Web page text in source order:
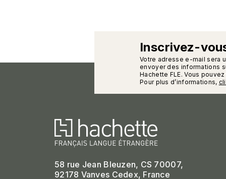
Inscrivez-
Votre adresse e-mail sera
envoyer des informations
Hachette FLE. Vous
Pour plus d’informations,
58 rue Jean Bleuzen, CS 70007,
92178 Vanves Cedex, France